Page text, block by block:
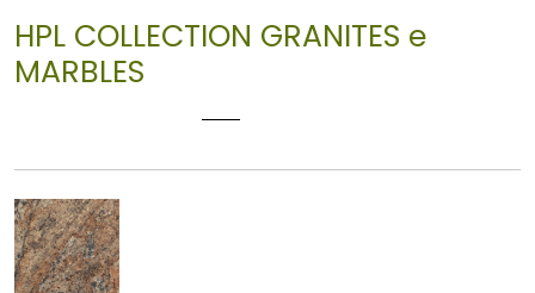
HPL COLLECTION GRANITES e
MARBLES